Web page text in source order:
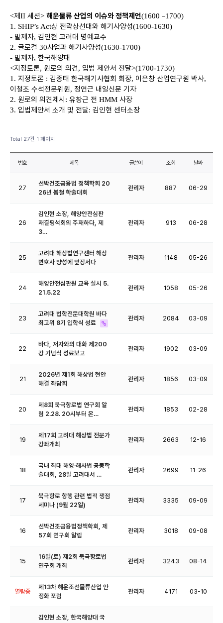
<제II 세션> 해운물류 산업의 이슈와 정책제언(1600 –1700)
1. SHIP’s Act상 전략상선대와 해기사양성(1600-1630)
- 발제자, 김인현 고려대 명예교수
2. 글로컬 30사업과 해기사양성(1630-1700)
- 발제자, 한국해양대
<지정토론, 원로의 의견, 입법 제안서 전달>(1700-1730)
1. 지정토론 : 김종태 한국해기사협회 회장, 이은창 산업연구원 박사,
이철조 수석전문위원, 정연근 내일신문 기자
2. 원로의 의견제시: 유창근 전 HMM 사장
3. 입법제안서 소개 및 전달: 김인현 센터소장
Total 27건 1 페이지
번호 제목 글쓴이 조회 날짜
27
선박건조금융법 정책학회 20
26년 봄철 학술대회
관리자 887 06-29
26
김인현 소장, 해양안전심판
재결평석회의 주재하다, 제
3…
관리자 913 06-28
25
고려대 해상법연구센터 해상
변호사 양성에 앞장서다
관리자 1148 05-26
24
해양안전심판원 교육 실시 5.
21.5.22
관리자 1058 05-26
23
고려대 법학전문대학원 바다
최고위 8기 입학식 성료
관리자 2084 03-09
22
바다, 저자와의 대화 제200
강 기념식 성료보고
관리자 1902 03-09
21
2026년 제1회 해상법 현안
해결 좌담회
관리자 1856 03-09
20
제8회 북극항로법 연구회 알
림 2.28. 20시부터 온…
관리자 1853 02-28
19
제17회 고려대 해상법 전문가
강좌개최
관리자 2663 12-16
18
국내 최대 해양·해사법 공동학
술대회, 28일 고려대서 …
관리자 2699 11-26
17
북극항로 항행 관련 법적 쟁점
세미나 (9월 22일)
관리자 3335 09-09
16
선박건조금융법정책학회, 제
57회 연구회 알림
관리자 3018 09-08
15
16일(토) 제2회 북극항로법
연구회 개최
관리자 3243 08-14
열람중
제13차 해운조선물류산업 안
정화 포럼
관리자 4171 03-10
김인현 소장, 한국해양대 국